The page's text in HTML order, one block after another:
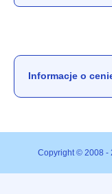
Informacje o
Copyright © 2008 -